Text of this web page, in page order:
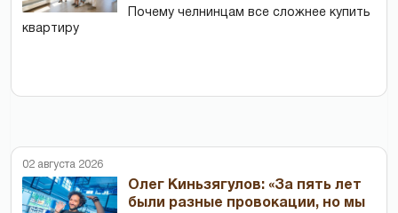
Почему челнинцам все сложнее купить
квартиру
02 августа 2026
Олег Киньзягулов: «За пять лет
были разные провокации, но мы